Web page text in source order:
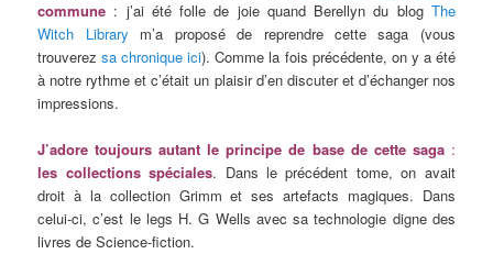
commune : j’ai été folle de joie quand Berellyn du blog The
Witch Library m’a proposé de reprendre cette saga (vous
trouverezsa chronique ici). Comme la fois précédente, on y a été
à notre rythme et c’était un plaisir d’en discuter et d’échanger nos
impressions.
J’adore toujours autant le principe de base de cette saga :
les collections spéciales. Dans le précédent tome, on avait
droit à la collection Grimm et ses artefacts magiques. Dans
celui-ci, c’est le legs H. G Wells avec sa technologie digne des
livres de Science-fiction.